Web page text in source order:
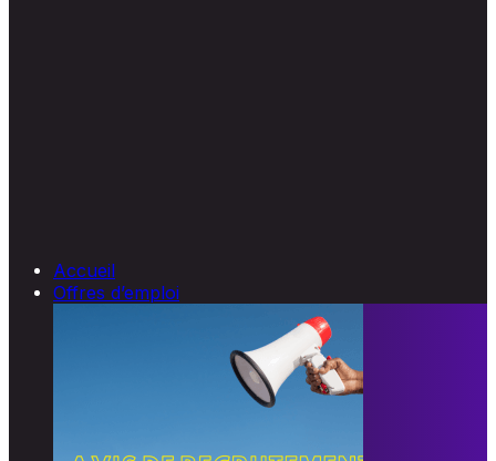
Accueil
Offres d’emploi